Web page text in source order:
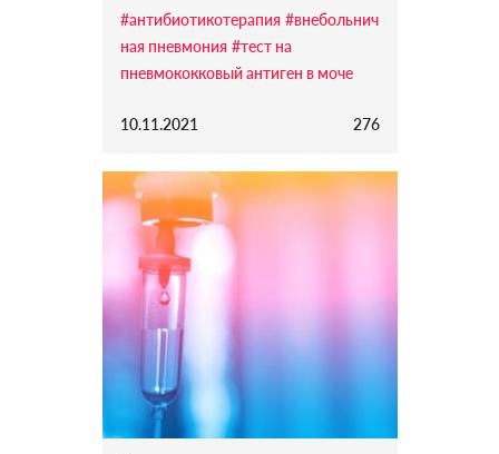
#антибиотикотерапия #внебольнич
ная пневмония #тест на
пневмококковый антиген в моче
10.11.2021 276